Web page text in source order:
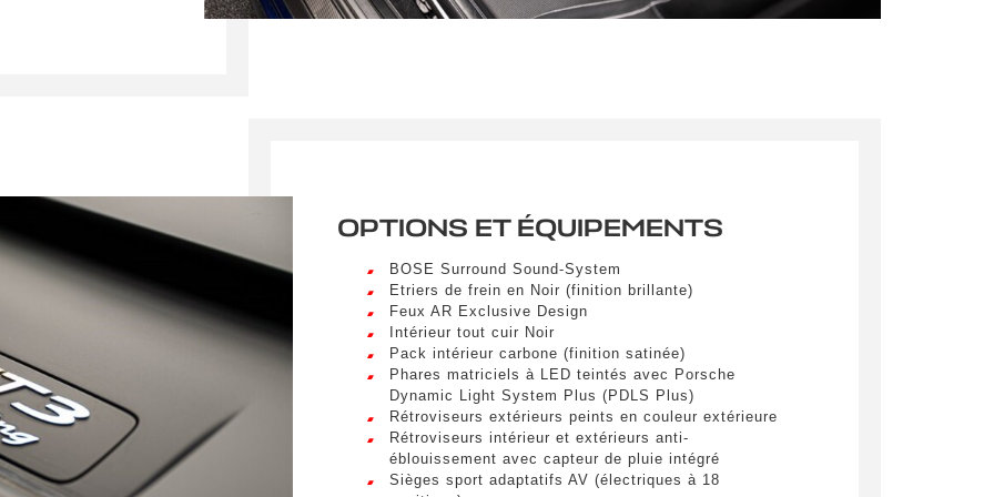
spéciale
ce formulaire, j'accepte que les informations saisies
à des fins de relation commerciale.
Envoyer
dolor sit amet, consectetur adipiscing elit. Ut a elit sed nisl pulvinar
OPTIONS ET ÉQUIPEMENTS
BOSE Surround Sound-System
Etriers de frein en Noir (finition brillante)
Feux AR Exclusive Design
Intérieur tout cuir Noir
Pack intérieur carbone (finition satinée)
Phares matriciels à LED teintés avec Porsche
Dynamic Light System Plus (PDLS Plus)
Rétroviseurs extérieurs peints en couleur extérieure
Rétroviseurs intérieur et extérieurs anti-
éblouissement avec capteur de pluie intégré
Sièges sport adaptatifs AV (électriques à 18